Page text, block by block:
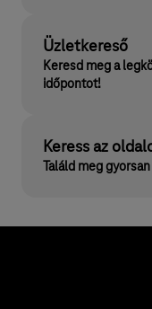
Üzletkereső
Keresd meg a
időpontot!
Keress az
Találd meg